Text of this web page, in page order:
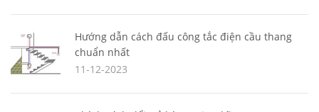
Hướng dẫn cách đấu công tắc điện cầu thang
chuẩn nhất
11-12-2023